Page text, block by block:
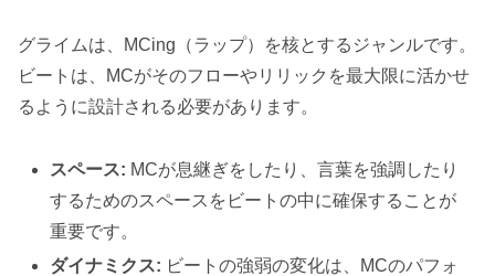
グライムは、MCing（ラップ）を核とするジャンルです。
ビートは、MCがそのフローやリリックを最大限に活かせ
るように設計される必要があります。
スペース: MCが息継ぎをしたり、言葉を強調したり
するためのスペースをビートの中に確保することが
重要です。
ダイナミクス: ビートの強弱の変化は、MCのパフォ